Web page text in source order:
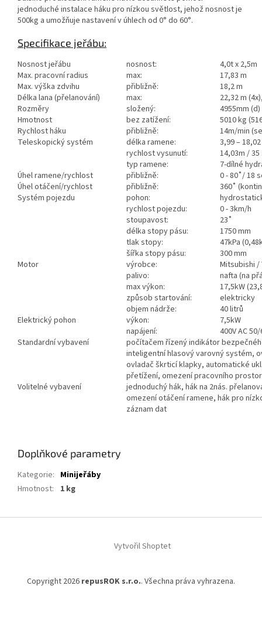
jednoduché instalace háku pro nízkou světlost, jehož nosnost je
500kg a umožňuje nastavení v úhlech od 0° do 60°.
Specifikace jeřábu:
Nosnost jeřábu nosnost:
4,0t x 2,5m
Max. pracovní radius
max:
17,83 m
Max. výška zdvihu
přibližně:
18,2 m
Délka lana (přelanování)
max:
22,32 m
Rozměry
složený:
4955mm
Hmotnost
bez zatížení:
5010 kg
Rychlost háku
přibližně:
14m/min
Teleskopický systém
délka ramene:
3,99 –
rychlost vysunutí:
14,03m /
typ ramene:
7-dílné
Úhel ramene/rychlost
přibližně:
0 - 80˚/ 18
Úhel otáčení/rychlost
přibližně:
360˚
Systém pojezdu
pohon:
rychlost pojezdu:
0 - 3km/h
stoupavost:
23˚
délka stopy pásu:
1750 mm
tlak stopy:
47kPa
šířka stopy pásu:
300 mm
Motor
výrobce:
Mitsubishi /
palivo:
nafta (na
max výkon:
17,5kW
způsob startování:
elektricky
objem nádrže:
40 litrů
Elektrický pohon
výkon:
7,5kW
napájení:
400V AC
Standardní vybavení
počítačem řízený indikátor
inteligentní hlasový varovný systém,
ovladač škrticí klapky, automatické
přetížení, omezení pracovního
Volitelné vybavení
jednoduchý hák, hák na 2nás.
omezení otáčení ramene, hák pro
záznam dat
Doplňkové parametry
Kategorie: Minijeřáby
Hmotnost: 1 kg
Vytvořil Shoptet
Copyright 2026 repusROK s.r.o.. Všechna práva vyhrazena.